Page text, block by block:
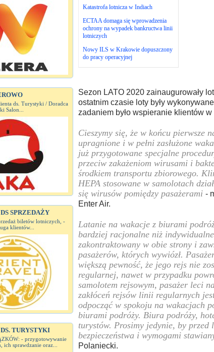
ds. Turystyki / Doradca
Salon...
SPRZEDAŻY
biletów lotniczych, -
klientów...
TURYSTYKI
- przygotowywanie
sprawdzanie oraz...
Katastrofa lotnicza w Indiach
ECTAA domaga się wprowadzenia
ochrony na wypadek bankructwa linii
lotniczych
Nowy ILS w Krakowie dopuszczony
do pracy operacyjnej
Sezon LATO 2020 zainaugurowały
ostatnim czasie loty były
zadaniem było wspieranie klientów
Cieszymy się, że w końcu pierwsze
upragnione i w pełni zasłużone
już przygotowane specjalne
przeciw zakażeniom wirusami i
środkiem transportu zbiorowego.
HEPA stosowane w samolotach
się wirusów pomiędzy pasażerami -
Enter Air.
Latanie na wakacje z biurami
bardziej racjonalne niż
zakontraktowany w obie strony i
pasażerów, których wywiózł.
większą pewność, że jego rejs nie
regularnej, nawet w przypadku
samolotem rejsowym, pasażer leci
zakłóceń rejsów linii regularnych
odpocząć w spokoju na wakacjach
biurami podróży. Biura podróży,
turystów. Prosimy jedynie, by przed
bezpieczeństwa i wymogami
Polaniecki.